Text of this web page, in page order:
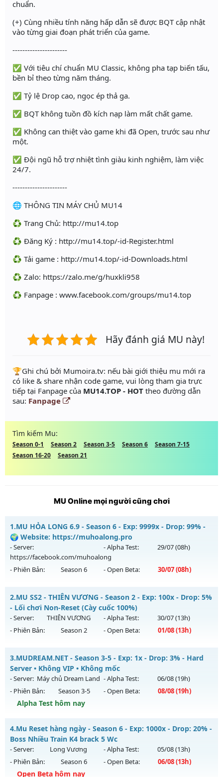
chuẩn.
(+) Cùng nhiều tính năng hấp dẫn sẽ được BQT cập nhật
vào từng giai đoạn phát triển của game.
----------------------
✅ Với tiêu chí chuẩn MU Classic, không pha tạp biến tấu,
bền bỉ theo từng năm tháng.
✅ Tỷ lệ Drop cao, ngọc ép thả ga.
✅ BQT không tuồn đồ kích nạp làm mất chất game.
✅ Không can thiệt vào game khi đã Open, trước sau như
một.
✅ Đội ngũ hỗ trợ nhiệt tình giàu kinh nghiệm, làm việc
24/7.
----------------------
🌐 THÔNG TIN MÁY CHỦ MU14
♻️ Trang Chủ: http://mu14.top
♻️ Đăng Ký : http://mu14.top/-id-Register.html
♻️ Tải game : http://mu14.top/-id-Downloads.html
♻️ Zalo: https://zalo.me/g/huxkli958
♻️ Fanpage : www.facebook.com/groups/mu14.top
Hãy đánh giá MU này!
️🏆Ghi chú bởi Mumoira.tv: nếu bài giới thiệu mu mới ra
có like & share nhận code game, vui lòng tham gia trực
tiếp tại Fanpage của MU14.TOP - HOT theo đường dẫn
sau: Fanpage
Tìm kiếm Mu:
Season 0-1 Season 2 Season 3-5 Season 6
Season 7-15
Season 16-20
Season 21
MU Online mọi người cũng chơi
1.MU HỎA LONG 6.9 - Season 6 - Exp: 9999x - Drop: 99% -
🌍 Website: https://muhoalong.pro
- Server:
https://facebook.com/muhoalong
- Alpha Test: 29/07(08h)
- Phiên Bản: Season 6 - Open Beta: 30/07(08h)
MU HỎA LONG 6.9 - 🌍 Website: https://muhoalong.pro
Mu mới ra tháng 07 2026 - Mở máy chủ
https://facebook.com/muhoalongvào 08h ngày
30/07/2626
Kiểu reset: Non Reset
Thể loại: Mu Nguyên bản Webzen
Antihack: Xshiel
2.MU SS2 - THIÊN VƯƠNG - Season 2 - Exp: 100x - Drop: 5%
- Lối chơi Non-Reset (Cày cuốc 100%)
- Server: THIÊN VƯƠNG - Alpha Test: 30/07(13h)
- Phiên Bản:
Season 2 - Open Beta: 01/08(13h)
100%)
Mu mới ra tháng 08 2026 - Mở máy chủ
THIÊN VƯƠNG
13h ngày 01/08/2626
Exp: 100x - Drop: 5%
Thể loại: Mu Nguyên bản Webzen
Antihack: XShield
3.MUDREAM.NET - Season 3-5 - Exp: 1x - Drop: 3% - Hard
Server • Không VIP • Không mốc
- Server: Máy chủ Dream Land - Alpha Test: 06/08(19h)
- Phiên Bản:
Season 3-5 - Open Beta: 08/08(19h)
Alpha Test hôm nay
MUDREAM.NET - Hard Server • Không VIP • Không mốc
Mu mới ra tháng 08 2026 - Mở máy chủ
Landvào 19h ngày 08/08/2626
Exp: 1x - Drop: 3%
4.Mu Reset hàng ngày - Season 6 - Exp: 1000x - Drop: 20% -
Boss Nhiều Train K4 brack 5 Wc
- Server: Long Vương - Alpha Test: 05/08(13h)
- Phiên Bản:
Season 6 - Open Beta: 06/08(13h)
Open Beta hôm nay